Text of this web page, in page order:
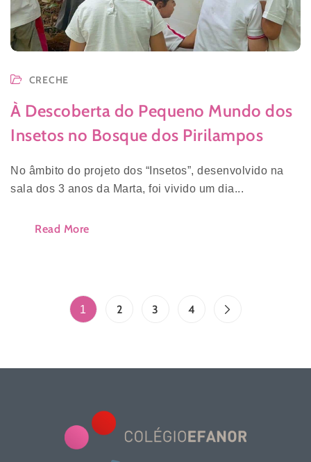
CRECHE
À Descoberta do Pequeno Mundo dos
Insetos no Bosque dos Pirilampos
No âmbito do projeto dos “Insetos”, desenvolvido na
sala dos 3 anos da Marta, foi vivido um dia...
Read More
1 2 3 4